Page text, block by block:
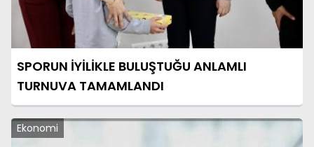
SPORUN İYİLİKLE BULUŞTUĞU ANLAMLI
TURNUVA TAMAMLANDI
Ekonomi